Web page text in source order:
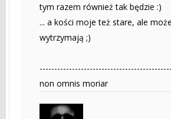
tym razem również tak będzie :)
... a kości moje też stare, ale
wytrzymają ;)
non omnis moriar